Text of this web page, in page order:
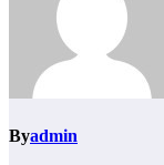
Byadmin